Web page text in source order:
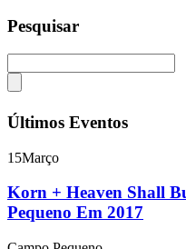
Pesquisar
Últimos Eventos
15Março
Korn + Heaven Shall
Pequeno Em 2017